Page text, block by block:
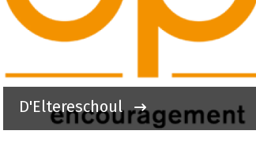
D'Eltereschoul